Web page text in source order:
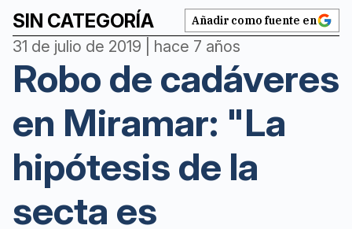
SIN CATEGORÍA Añadir como fuente en
31 de julio de 2019 | hace 7 años
Robo de cadáveres
en Miramar: "La
hipótesis de la
secta es